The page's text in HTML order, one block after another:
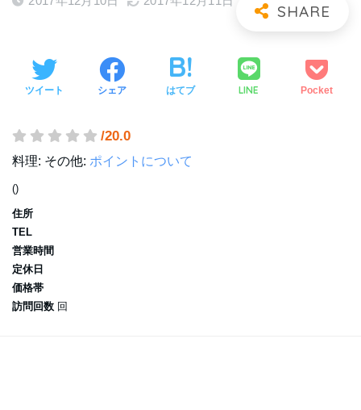
ツイート シェア はてブ LINE Pocket
/20.0
料理: その他: ポイントについて
()
住所
TEL
営業時間
定休日
価格帯
訪問回数 回